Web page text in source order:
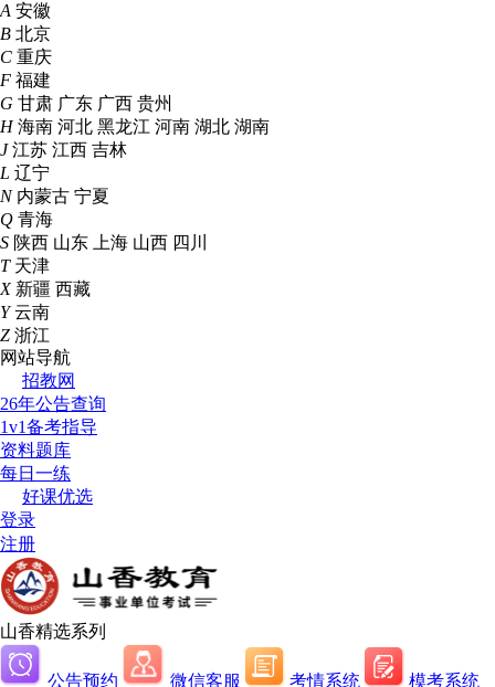
A 安徽
B 北京
C 重庆
F 福建
G 甘肃 广东 广西 贵州
H 海南 河北 黑龙江 河南 湖北 湖南
J 江苏 江西 吉林
L 辽宁
N 内蒙古 宁夏
Q 青海
S 陕西 山东 上海 山西 四川
T 天津
X 新疆 西藏
Y 云南
Z 浙江
网站导航
招教网
26年公告查询
1v1备考指导
资料题库
每日一练
好课优选
登录
注册
山香精选系列
公告预约 微信客服 考情系统
模考系统